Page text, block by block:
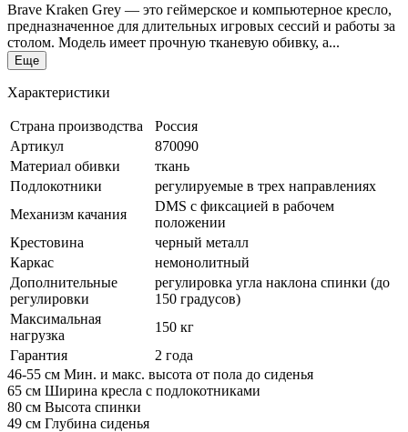
Brave Kraken Grey — это геймерское и компьютерное кресло,
предназначенное для длительных игровых сессий и работы за
столом. Модель имеет прочную тканевую обивку, а...
Еще
Характеристики
Страна производства
Россия
Артикул
870090
Материал обивки
ткань
Подлокотники
регулируемые в трех направлениях
Механизм качания
DMS с фиксацией в рабочем
положении
Крестовина
черный металл
Каркас
немонолитный
Дополнительные
регулировки
регулировка угла наклона спинки (до
150 градусов)
Максимальная
нагрузка
150 кг
Гарантия
2 года
46-55 см Мин. и макс. высота от пола до сиденья
65 см Ширина кресла с подлокотниками
80 см Высота спинки
49 см Глубина сиденья